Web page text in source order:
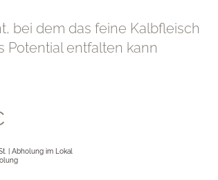
bei dem das feine Kalbfleisch
Potential entfalten kann
| Abholung im Lokal